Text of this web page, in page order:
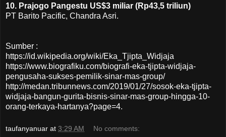
10. Prajogo Pangestu US$3 miliar (Rp43,5 triliun)
PT Barito Pacific, Chandra Asri.
Sumber :
https://id.wikipedia.org/wiki/Eka_Tjipta_Widjaja
https://www.biografiku.com/biografi-eka-tjipta-widjaja-
pengusaha-sukses-pemilik-sinar-mas-group/
http://medan.tribunnews.com/2019/01/27/sosok-eka-tjipta-
widjaja-bangun-gurita-bisnis-sinar-mas-group-hingga-10-
orang-terkaya-hartanya?page=4.
taufanyanuar at 3:29 AM No comments: